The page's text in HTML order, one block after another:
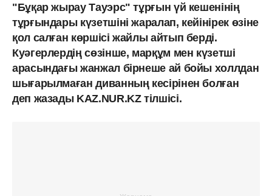
"Бұқар жырау Тауэрс" тұрғын үй кешенінің
тұрғындары күзетшіні жаралап, кейінірек өзіне
қол салған көршісі жайлы айтып берді.
Куәгерлердің сөзінше, марқұм мен күзетші
арасындағы жанжал бірнеше ай бойы холлдан
шығарылмаған диванның кесірінен болған
деп жазады KAZ.NUR.KZ тілшісі.